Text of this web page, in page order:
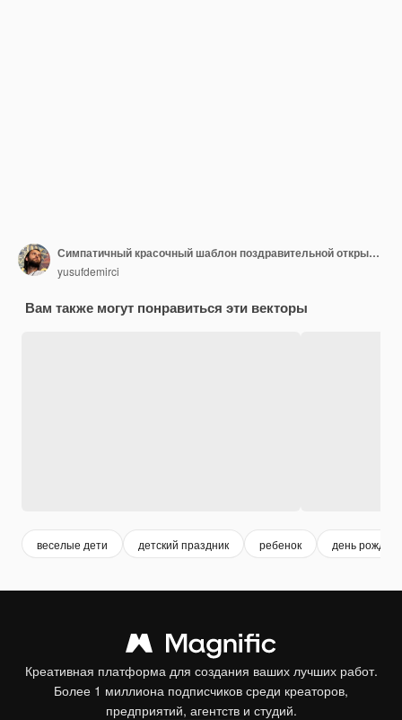
Симпатичный красочный шаблон поздравительной открытки
yusufdemirci
Вам также могут понравиться эти векторы
веселые дети детский праздник ребенок день
Креативная платформа для создания ваших лучших работ.
Более 1 миллиона подписчиков среди креаторов,
предприятий, агентств и студий.